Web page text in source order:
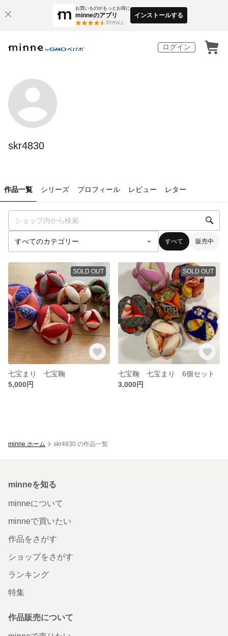
お買いものがもっとお得に
minneのアプリ
3万件以上
インストールする
ログイン
skr4830
作品一覧 シリーズ プロフィール レビュー レター
すべて 販売中
SOLD OUT
七宝まり 七宝鞠
5,000円
SOLD OUT
七宝鞠 七宝まり 6個セット
3,000円
minne ホーム skr4830 の作品一覧
minneを知る
minneについて
minneで買いたい
作品をさがす
ショップをさがす
ランキング
特集
作品販売について